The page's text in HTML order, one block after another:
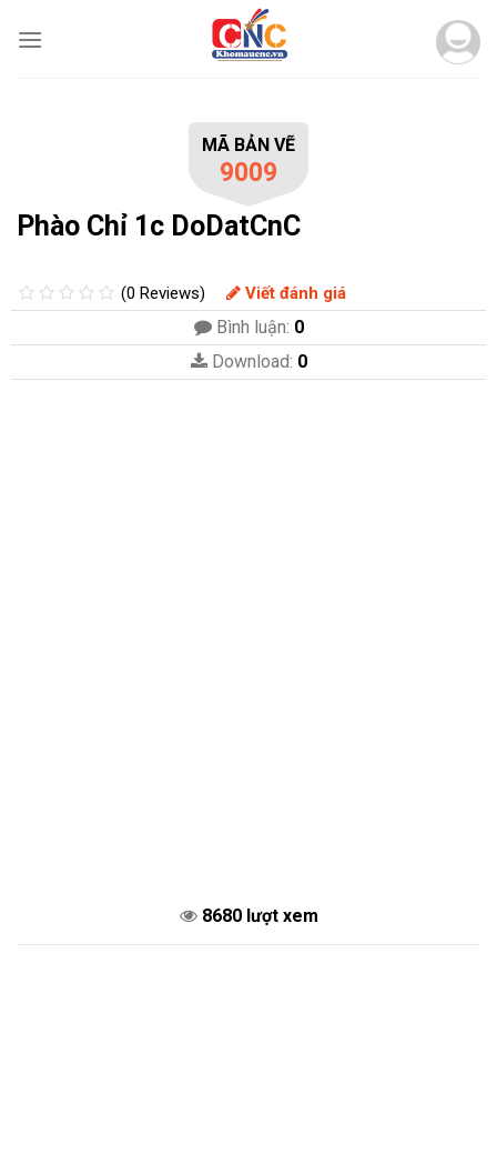
MÃ BẢN VẼ
9009
Phào Chỉ 1c DoDatCnC
(0 Reviews) Viết đánh giá
Bình luận: 0
Download: 0
8680 lượt xem